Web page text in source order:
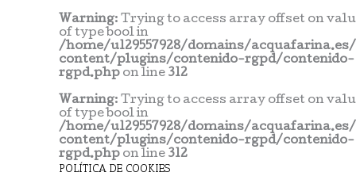
Warning: Trying to access array offset on
of type bool in
/home/u129557928/domains/
content/plugins/contenido-rgpd/contenido-
rgpd.php on line 312
Warning: Trying to access array offset on
of type bool in
/home/u129557928/domains/
content/plugins/contenido-rgpd/contenido-
rgpd.php on line 312
POLÍTICA DE COOKIES